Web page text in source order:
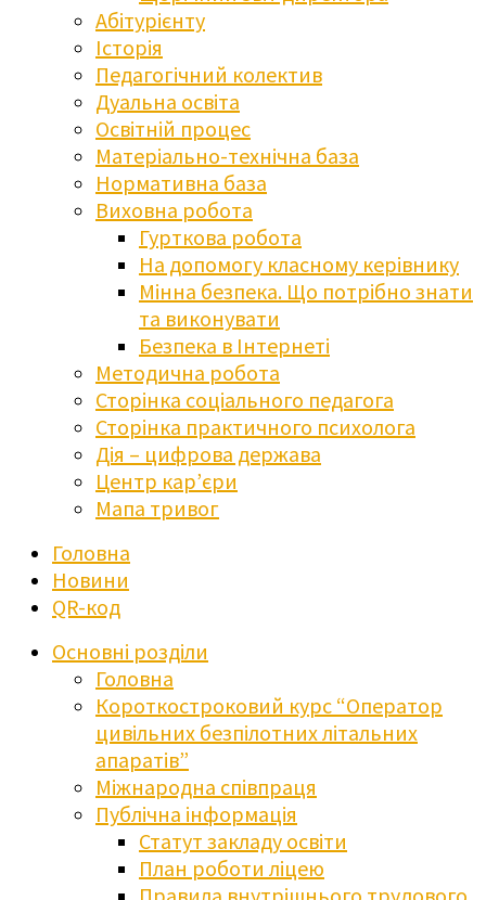
Абітурієнту
Історія
Педагогічний колектив
Дуальна освіта
Освітній процес
Матеріально-технічна база
Нормативна база
Виховна робота
Гурткова робота
На допомогу класному керівнику
Мінна безпека. Що потрібно знати
та виконувати
Безпека в Інтернеті
Методична робота
Сторінка соціального педагога
Сторінка практичного психолога
Дія – цифрова держава
Центр кар’єри
Мапа тривог
Головна
Новини
QR-код
Основні розділи
Головна
Короткостроковий курс “Оператор
цивільних безпілотних літальних
апаратів”
Міжнародна співпраця
Публічна інформація
Статут закладу освіти
План роботи ліцею